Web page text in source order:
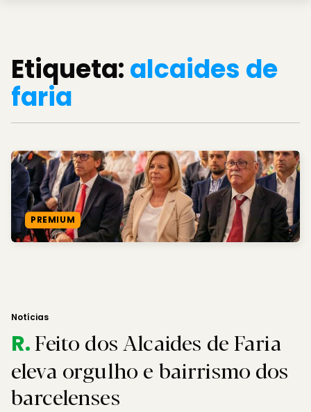
Etiqueta:alcaides de
faria
PREMIUM
Notícias
R.Feito dos Alcaides de Faria
eleva orgulho e bairrismo dos
barcelenses